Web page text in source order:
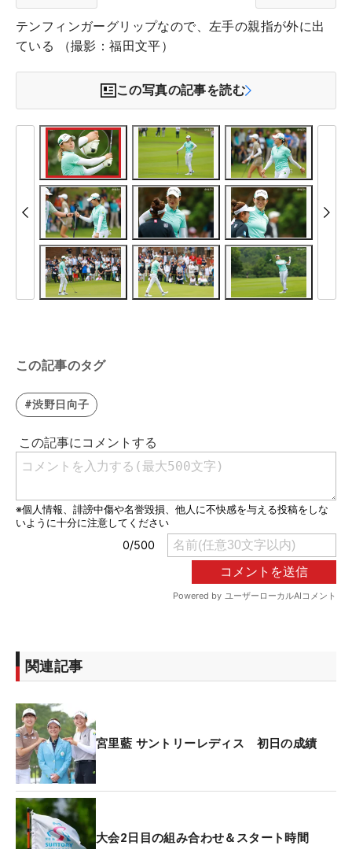
テンフィンガーグリップなので、左手の親指が外に出
ている （撮影：福田文平）
この写真の記事を読む
この記事のタグ
#渋野日向子
関連記事
宮里藍 サントリーレディス 初日の成績
大会2日目の組み合わせ＆スタート時間